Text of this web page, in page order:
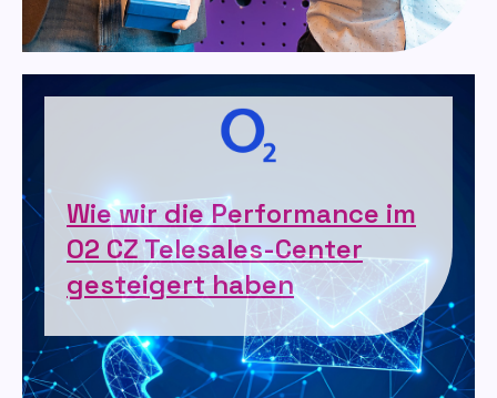
Wie wir die Performance im
O2 CZ Telesales-Center
gesteigert haben